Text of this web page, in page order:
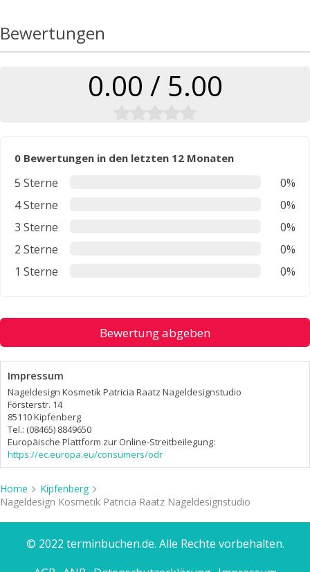
Bewertungen
0.00 / 5.00
0 Bewertungen in den letzten 12 Monaten
5 Sterne
0%
4 Sterne
0%
3 Sterne
0%
2 Sterne
0%
1 Sterne
0%
Bewertung abgeben
Impressum
Nageldesign Kosmetik Patricia Raatz Nageldesignstudio
Försterstr. 14
85110 Kipfenberg
Tel.: (08465) 8849650
Europäische Plattform zur Online-Streitbeilegung:
https://ec.europa.eu/consumers/odr
Home
Kipfenberg
Nageldesign Kosmetik Patricia Raatz Nageldesignstudio
© 2022 terminbuchen.de. Alle Rechte vorbehalten.